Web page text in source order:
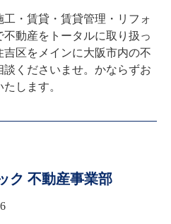
・賃貸・賃貸管理・リフォ
動産をトータルに取り扱っ
区をメインに大阪市内の不
くださいませ。かならずお
します。
ク 不動産事業部